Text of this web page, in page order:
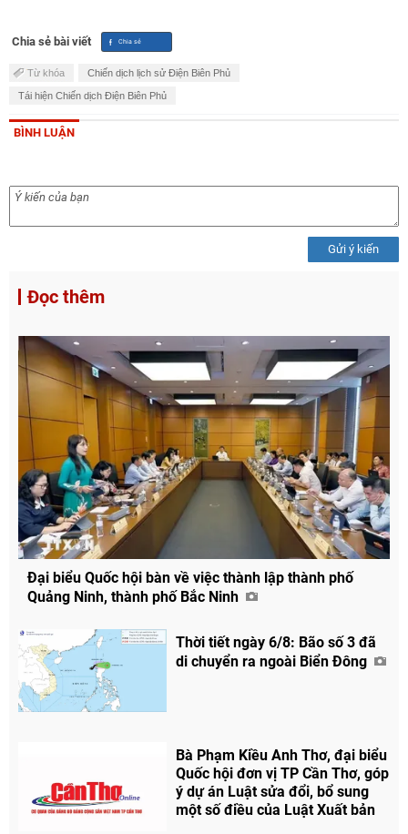
Chia sẻ bài viết
Từ khóa Chiến dịch lịch sử Điện Biên Phủ
Tái hiện Chiến dịch Điện Biên Phủ
BÌNH LUẬN
Gửi ý kiến
Đọc thêm
Đại biểu Quốc hội bàn về việc thành lập thành phố
Quảng Ninh, thành phố Bắc Ninh
Thời tiết ngày 6/8: Bão số 3 đã
di chuyển ra ngoài Biển Đông
Bà Phạm Kiều Anh Thơ, đại biểu
Quốc hội đơn vị TP Cần Thơ, góp
ý dự án Luật sửa đổi, bổ sung
một số điều của Luật Xuất bản